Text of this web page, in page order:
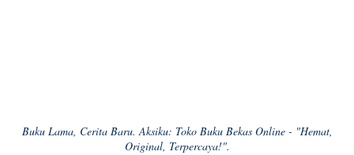
Buku Lama, Cerita Baru. Aksiku: Toko Buku Bekas Online - "Hemat,
Original, Terpercaya!".